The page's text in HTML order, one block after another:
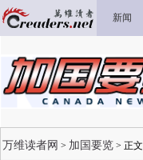
新闻
万维读者网 > 加国要览 > 正文